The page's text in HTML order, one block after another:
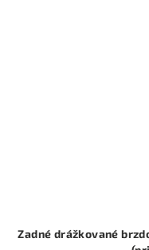
Zadné drážkované